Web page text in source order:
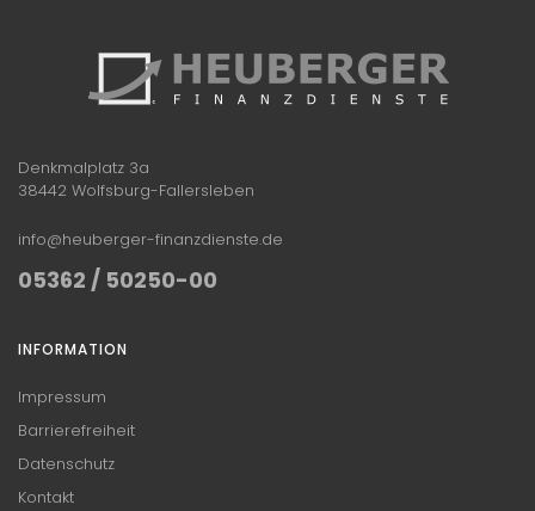
Denkmalplatz 3a
38442 Wolfsburg-Fallersleben
info@heuberger-finanzdienste.de
05362 / 50250-00
INFORMATION
Impressum
Barrierefreiheit
Datenschutz
Kontakt